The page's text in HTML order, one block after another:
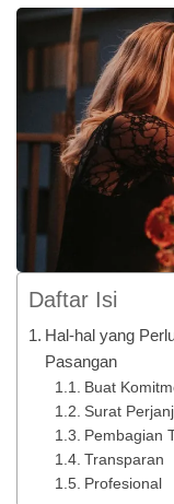
Daftar Isi
Hal-hal yang
Pasangan
Buat
Surat
Pembagian
Transparan
Profesional